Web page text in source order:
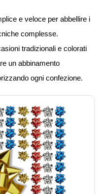
e veloce per abbellire i
complesse.
tradizionali e colorati
un abbinamento
ogni confezione.